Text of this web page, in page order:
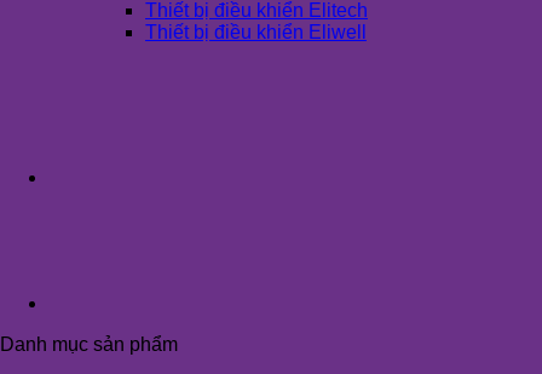
Thiết bị điều khiển Elitech
Thiết bị điều khiển Eliwell
Danh mục sản phẩm